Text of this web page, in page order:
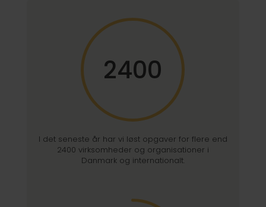
2400
I det seneste år har vi løst opgaver for flere end
2400 virksomheder og organisationer i
Danmark og internationalt.